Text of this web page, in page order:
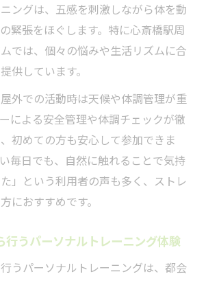
ングは、五感を刺激しながら体を動
緊張をほぐします。特に心斎橋駅周
では、個々の悩みや生活リズムに合
供しています。
外での活動時は天候や体調管理が重
による安全管理や体調チェックが徹
初めての方も安心して参加できま
毎日でも、自然に触れることで気持
」という利用者の声も多く、ストレ
におすすめです。
行うパーソナルトレーニング体験
うパーソナルトレーニングは、都会